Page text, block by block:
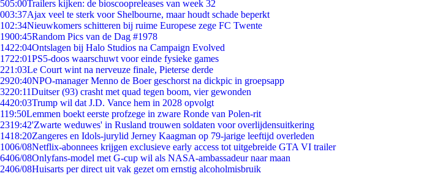
505:00Trailers kijken: de bioscoopreleases van week 32
003:37Ajax veel te sterk voor Shelbourne, maar houdt schade beperkt
102:34Nieuwkomers schitteren bij ruime Europese zege FC Twente
1900:45Random Pics van de Dag #1978
1422:04Ontslagen bij Halo Studios na Campaign Evolved
1722:01PS5-doos waarschuwt voor einde fysieke games
221:03Le Court wint na nerveuze finale, Pieterse derde
2920:40NPO-manager Menno de Boer geschorst na dickpic in groepsapp
3220:11Duitser (93) crasht met quad tegen boom, vier gewonden
4420:03Trump wil dat J.D. Vance hem in 2028 opvolgt
119:50Lemmen boekt eerste profzege in zware Ronde van Polen-rit
2319:42'Zwarte weduwes' in Rusland trouwen soldaten voor overlijdensuitkering
1418:20Zangeres en Idols-jurylid Jerney Kaagman op 79-jarige leeftijd overleden
1006/08Netflix-abonnees krijgen exclusieve early access tot uitgebreide GTA VI trailer
6406/08Onlyfans-model met G-cup wil als NASA-ambassadeur naar maan
2406/08Huisarts per direct uit vak gezet om ernstig alcoholmisbruik